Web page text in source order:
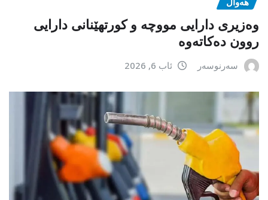
وەزیری دارایی مووچە و کورتهێنانی دارایی
روون دەکاتەوە
سەرنوسەر ئاب 6, 2026